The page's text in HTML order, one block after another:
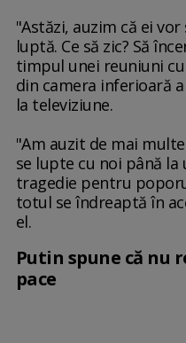
"Astăzi, auzim că ei
luptă. Ce să zic? Să
timpul unei reuniuni
din camera inferioară
la televiziune.
"Am auzit de mai
se lupte cu noi până
tragedie pentru
totul se îndreaptă în
el.
Putin spune că nu
pace